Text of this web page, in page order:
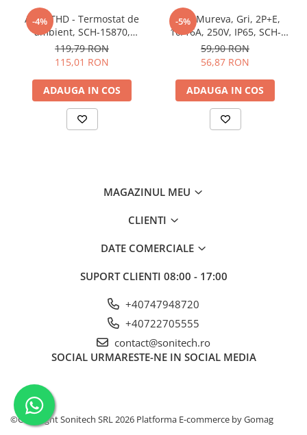
Prize internet
Prize multimedia
Prize și fișe industriale
Suporturi de fixare
Protecția circuitelor, protecții
Contactoare modulare
Siguranțe fuzibile
accesorii
Protecția și comanda motoarelor
Contactoare
-4%
Acti9 THD - Termostat de
ambient, SCH-15870,
Schneider Electric -
Schneider
119,79 RON
115,01 RON
ADAUGA IN COS
-5%
Priza Mureva, Gri, 2P+E,
10/16A, 250V, IP65, SCH-
81141, Schneider Electric -
Schneider
59,90 RON
56,87 RON
ADAUGA IN COS
MAGAZINUL MEU
CLIENTI
DATE COMERCIALE
SUPORT CLIENTI 08:00 - 17:00
+40747948720
+40722705555
contact@sonitech.ro
SOCIAL URMARESTE-NE IN SOCIAL MEDIA
©Copyright Sonitech SRL 2026 Platforma E-commerce by Gomag